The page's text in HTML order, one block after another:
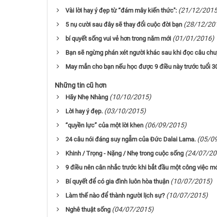
Vài lời hay ý đẹp từ “đám mây kiến thức": (21/12/
5 nụ cười sau đây sẽ thay đổi cuộc đời bạn (28/12/
bí quyết sống vui vẻ hơn trong năm mới (01/01/2016)
Bạn sẽ ngừng phán xét người khác sau khi đọc câu
May mắn cho bạn nếu học được 9 điều này trước tuổi
Những tin cũ hơn
Hãy Nhẹ Nhàng (10/10/2015)
Lời hay ý đẹp. (03/10/2015)
“quyền lực” của một lời khen (06/09/2015)
24 câu nói đáng suy ngẫm của Đức Dalai Lama. (05/
Khinh / Trọng - Nặng / Nhẹ trong cuộc sống (24/07/
9 điều nên cân nhắc trước khi bắt đầu một công việc
Bí quyết để có gia đình luôn hòa thuận (10/07/2015)
Làm thế nào để thành người lịch sự? (10/07/2015)
Nghê thuật sống (04/07/2015)